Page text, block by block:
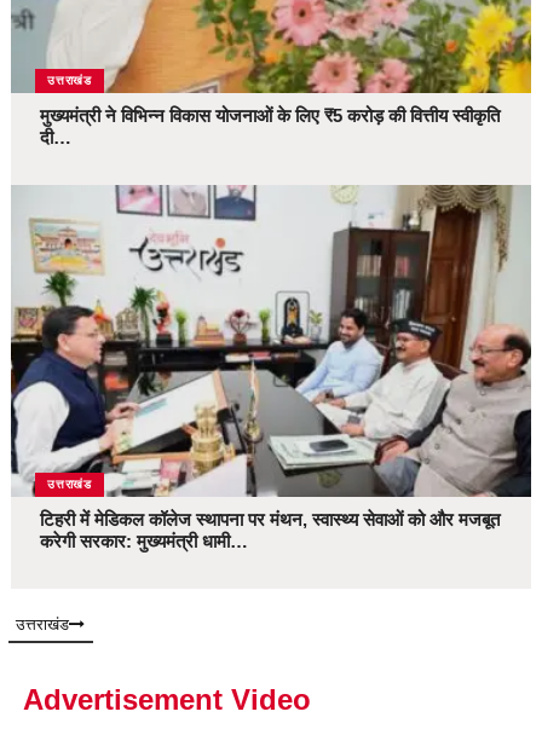
उत्तराखंड
मुख्यमंत्री ने विभिन्न विकास योजनाओं के लिए ₹5 करोड़ की वित्तीय स्वीकृति
दी…
उत्तराखंड
टिहरी में मेडिकल कॉलेज स्थापना पर मंथन, स्वास्थ्य सेवाओं को और मजबूत
करेगी सरकार: मुख्यमंत्री धामी…
उत्तराखंड
Advertisement Video